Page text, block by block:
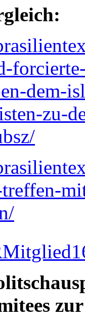
dem-
zu-